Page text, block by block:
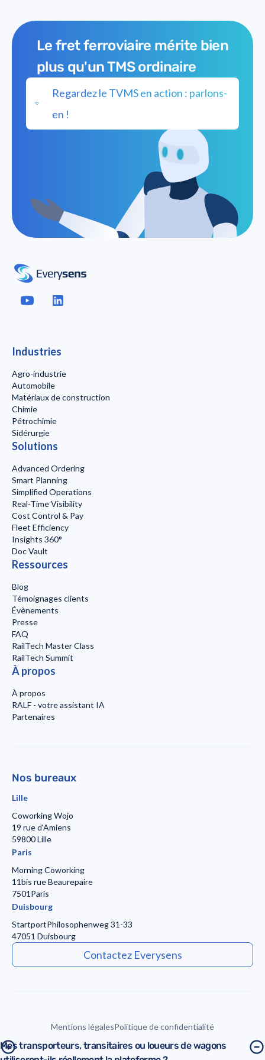
Le fret ferroviaire mérite bien
plus qu'un TMS ordinaire
Regardez le TVMS en action : parlons-
en !
Industries
Agro-industrie
Automobile
Matériaux de construction
Chimie
Pétrochimie
Sidérurgie
Solutions
Advanced Ordering
Smart Planning
Simplified Operations
Real-Time Visibility
Cost Control & Pay
Fleet Efficiency
Insights 360°
Doc Vault
Ressources
Blog
Témoignages clients
Évènements
Presse
FAQ
RailTech Master Class
RailTech Summit
À propos
À propos
RALF - votre assistant IA
Partenaires
Nos bureaux
Lille
Coworking Wojo
19 rue d'Amiens
59800 Lille
Paris
Morning Coworking
11bis rue Beaurepaire
7501Paris
Duisbourg
StartportPhilosophenweg 31-33
47051 Duisbourg
Contactez Everysens
Mentions légalesPolitique de confidentialité
Mes transporteurs, transitaires ou loueurs de wagons